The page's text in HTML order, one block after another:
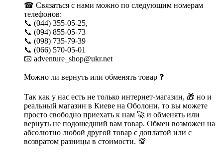
☎ Связаться с нами можно по следующим номерам
телефонов:
📞 (044) 355-05-25,
📞 (094) 855-05-73
📞 (098) 735-79-39
📞 (066) 570-05-01
📧 adventure_shop@ukr.net
Можно ли вернуть или обменять товар ❓
Так как у нас есть не только интернет-магазин, 🎁 но и
реальный магазин в Киеве на Оболони, то вы можете
просто свободно приехать к нам 🚀 и обменять или
вернуть не подошедший вам товар. Обмен возможен на
абсолютно любой другой товар с доплатой или с
возвратом разницы в стоимости. 💯